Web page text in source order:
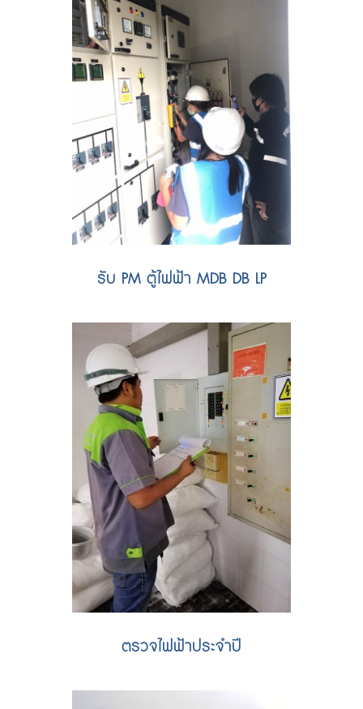
รับ PM ตู้ไฟฟ้า MDB DB LP
ตรวจไฟฟ้าประจำปี